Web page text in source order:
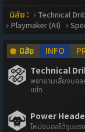
นิสัย : Technical
Playmaker (AI)
นิสัย INFO
Technical
พยายามเลี้ยงบอ
แข่ง
Power
โหม่งบอลได้รุนแร